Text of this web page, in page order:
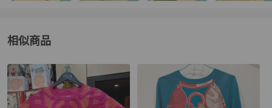
相似商品
更多相似Hermès女裝推薦精品